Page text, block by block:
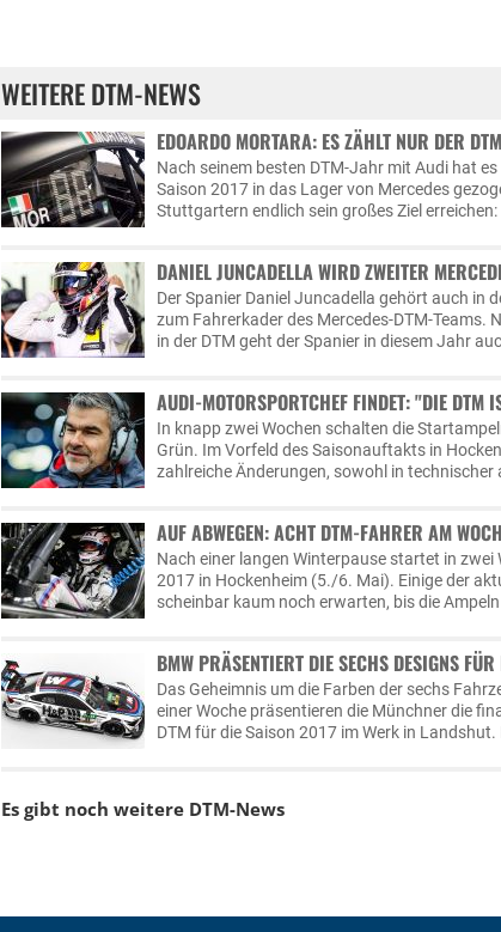
WEITERE DTM-NEWS
EDOARDO MORTARA: ES ZÄHLT NUR DER
Nach seinem besten DTM-Jahr mit Audi hat
Saison 2017 in das Lager von Mercedes
Stuttgartern endlich sein großes Ziel
DANIEL JUNCADELLA WIRD ZWEITER
Der Spanier Daniel Juncadella gehört auch in
zum Fahrerkader des Mercedes-DTM-Teams.
in der DTM geht der Spanier in diesem Jahr
AUDI-MOTORSPORTCHEF FINDET: "DIE DTM
In knapp zwei Wochen schalten die
Grün. Im Vorfeld des Saisonauftakts in
zahlreiche Änderungen, sowohl in technischer
AUF ABWEGEN: ACHT DTM-FAHRER AM
Nach einer langen Winterpause startet in zwei
2017 in Hockenheim (5./6. Mai). Einige der
scheinbar kaum noch erwarten, bis die
BMW PRÄSENTIERT DIE SECHS DESIGNS
Das Geheimnis um die Farben der sechs
einer Woche präsentieren die Münchner die
DTM für die Saison 2017 im Werk in Landshut.
Es gibt noch weitere DTM-News